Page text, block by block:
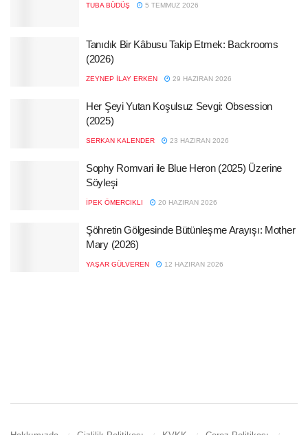
TUBA BÜDÜŞ 5 TEMMUZ 2026
Tanıdık Bir Kâbusu Takip Etmek: Backrooms
(2026)
ZEYNEP İLAY ERKEN 29 HAZIRAN 2026
Her Şeyi Yutan Koşulsuz Sevgi: Obsession
(2025)
SERKAN KALENDER 23 HAZIRAN 2026
Sophy Romvari ile Blue Heron (2025) Üzerine
Söyleşi
İPEK ÖMERCIKLI 20 HAZIRAN 2026
Şöhretin Gölgesinde Bütünleşme Arayışı: Mother
Mary (2026)
YAŞAR GÜLVEREN 12 HAZIRAN 2026